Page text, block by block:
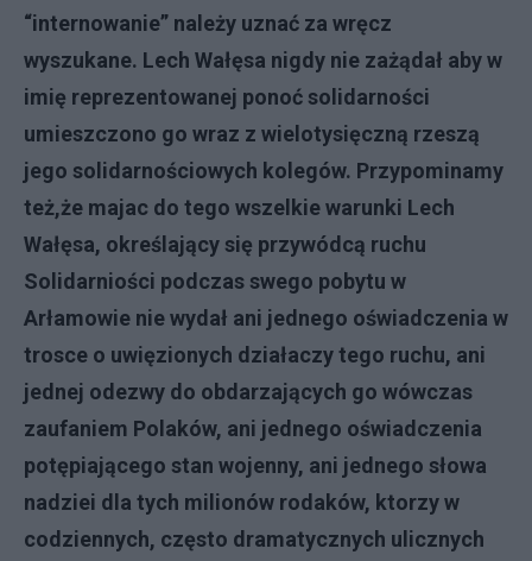
“internowanie” należy uznać za wręcz
wyszukane. Lech Wałęsa nigdy nie zażądał aby w
imię reprezentowanej ponoć solidarności
umieszczono go wraz z wielotysięczną rzeszą
jego solidarnościowych kolegów. Przypominamy
też,że majac do tego wszelkie warunki Lech
Wałęsa, określający się przywódcą ruchu
Solidarniości podczas swego pobytu w
Arłamowie nie wydał ani jednego oświadczenia w
trosce o uwięzionych działaczy tego ruchu, ani
jednej odezwy do obdarzających go wówczas
zaufaniem Polaków, ani jednego oświadczenia
potępiającego stan wojenny, ani jednego słowa
nadziei dla tych milionów rodaków, ktorzy w
codziennych, często dramatycznych ulicznych